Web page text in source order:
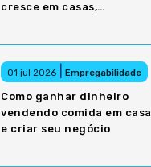
cresce em casas,
01 jul 2026 Empregabilidade
Como ganhar dinheiro
vendendo comida em casa
e criar seu negócio